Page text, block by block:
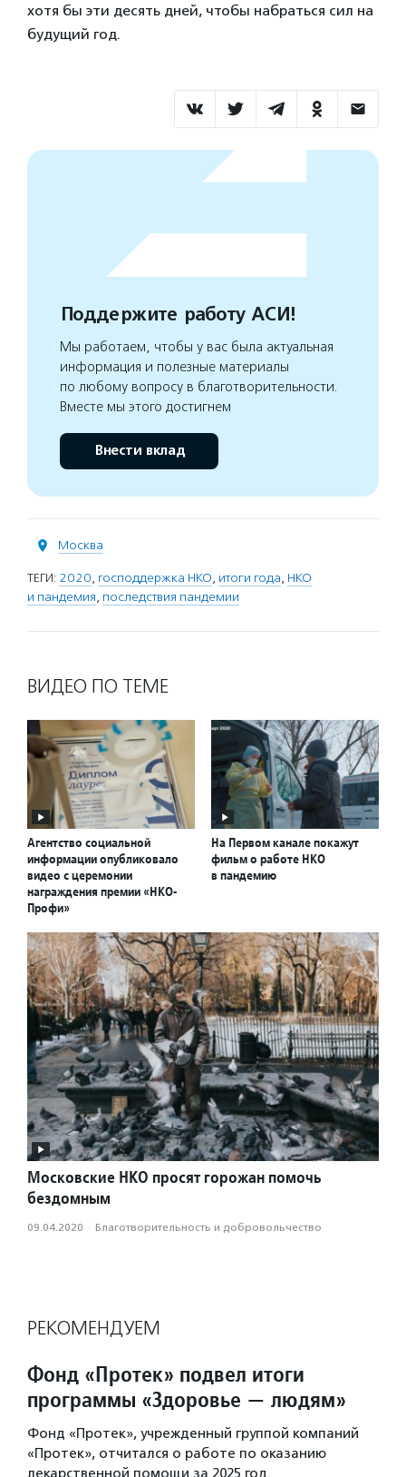
хотя бы эти десять дней, чтобы набраться сил на
будущий год.
Поддержите работу АСИ!
Мы работаем, чтобы у вас была актуальная
информация и полезные материалы
по любому вопросу в благотворительности.
Вместе мы этого достигнем
Внести вклад
Москва
ТЕГИ: 2020, господдержка НКО, итоги года, НКО
и пандемия, последствия пандемии
ВИДЕО ПО ТЕМЕ
Агентство социальной
информации опубликовало
видео с церемонии
награждения премии «НКО-
Профи»
На Первом канале покажут
фильм о работе НКО
в пандемию
Московские НКО просят горожан помочь
бездомным
09.04.2020 · Благотвори­тель­ность и доброволь­чест­во
РЕКОМЕНДУЕМ
Фонд «Протек» подвел итоги
программы «Здоровье — людям»
Фонд «Протек», учрежденный группой компаний
«Протек», отчитался о работе по оказанию